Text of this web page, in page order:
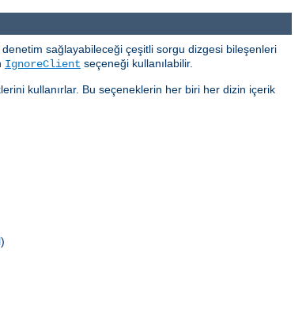
sağlayabileceği çeşitli sorgu dizgesi bileşenleri
IgnoreClient seçeneği kullanılabilir.
kullanırlar. Bu seçeneklerin her biri her dizin içerik